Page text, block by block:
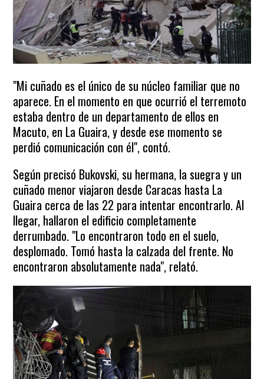
"Mi cuñado es el único de su núcleo familiar que no
aparece. En el momento en que ocurrió el terremoto
estaba dentro de un departamento de ellos en
Macuto, en La Guaira, y desde ese momento se
perdió comunicación con él", contó.
Según precisó Bukovski, su hermana, la suegra y un
cuñado menor viajaron desde Caracas hasta La
Guaira cerca de las 22 para intentar encontrarlo. Al
llegar, hallaron el edificio completamente
derrumbado. "Lo encontraron todo en el suelo,
desplomado. Tomó hasta la calzada del frente. No
encontraron absolutamente nada", relató.